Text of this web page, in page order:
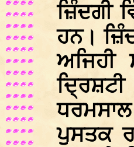
ਜ਼ਿੰਦਗੀ
ਹਨ।
ਦ੍ਰਿਸ਼ਟੀ
ਪੁਸਤਕ